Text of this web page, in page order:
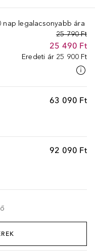
nap legalacsonyabb ára
25 790 Ft
25 490 Ft
Eredeti ár 25 900 Ft
63 090 Ft
92 090 Ft